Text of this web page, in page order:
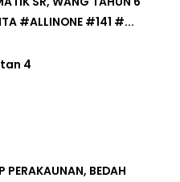
#ALLINONE #141 #...
4
PERAKAUNAN, BEDAH